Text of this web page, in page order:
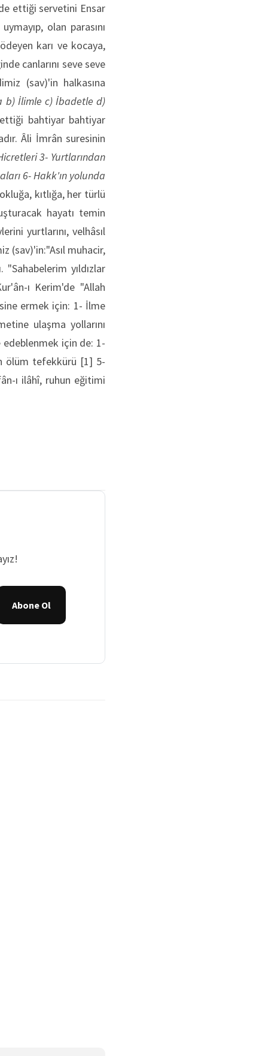
ettiği servetini Ensar
olan parasını
karı ve kocaya,
canlarını seve seve
(sav)'in halkasına
b) İlimle c) İbadetle d)
bahtiyar bahtiyar
Âli İmrân suresinin
3- Yurtlarından
6- Hakk'ın yolunda
kıtlığa, her türlü
hayatı temin
yurtlarını, velhâsıl
(sav)'in:"Asıl muhacir,
yıldızlar
ı Kerim'de "Allah
ermek için: 1- İlme
ulaşma yollarını
edeblenmek için de: 1-
ölüm tefekkürü [1] 5-
ı ilâhî, ruhun eğitimi
Abone Ol